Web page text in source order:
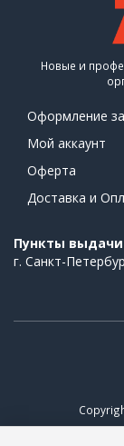
Новые и
Оформление
Мой аккаунт
Оферта
Доставка и
Пункты выдачи
г. Санкт-